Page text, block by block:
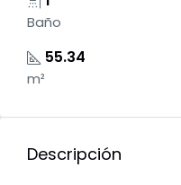
Baño
55.34
m²
Descripción